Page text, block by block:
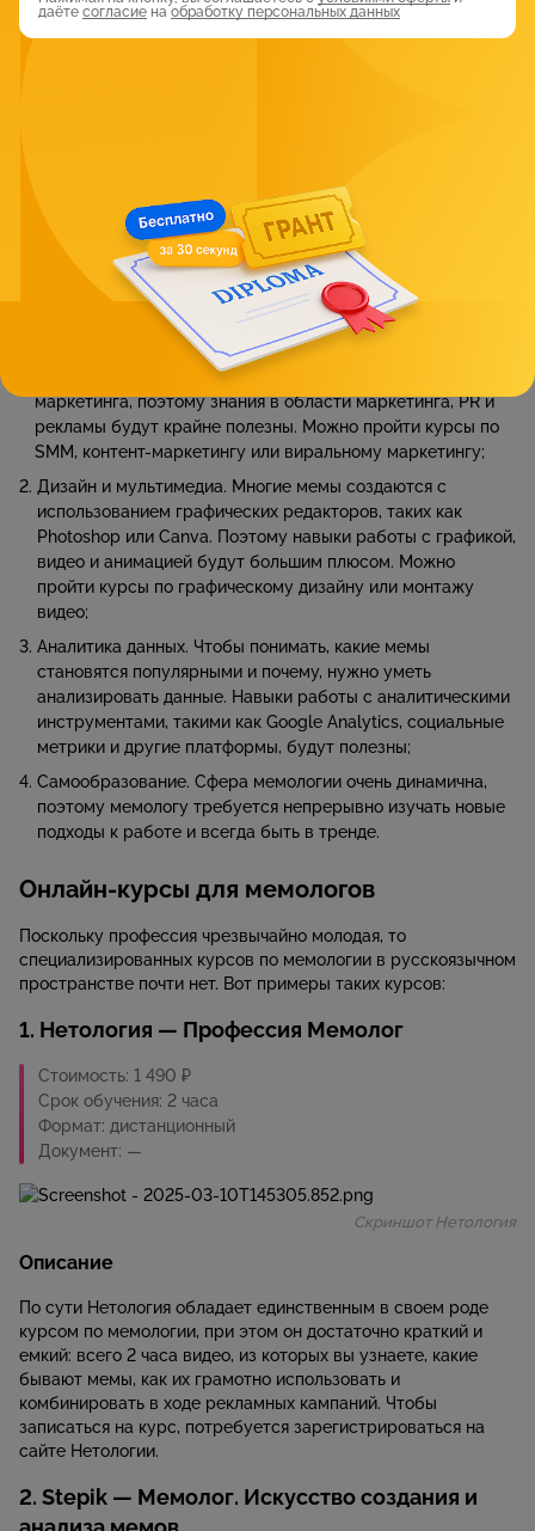
В целом, базовое образование у специалиста по мемам
языком, юмором и социальными процессами, полезным
будет образование в области филологии, лингвистики,
культурологии, социологии или психологии. Эти дисциплины
помогут лучше понимать аудиторию и создавать контент,
который будет resonate (находить отклик).
Дополнительная подготовка для мемолога:
Маркетинг и реклама. Мемолог работает в сфере digital-
маркетинга, поэтому знания в области маркетинга, PR и
рекламы будут крайне полезны. Можно пройти курсы по
SMM, контент-маркетингу или виральному маркетингу;
Дизайн и мультимедиа. Многие мемы создаются с
использованием графических редакторов, таких как
Photoshop или Canva. Поэтому навыки работы с графикой,
видео и анимацией будут большим плюсом. Можно
пройти курсы по графическому дизайну или монтажу
видео;
Аналитика данных. Чтобы понимать, какие мемы
становятся популярными и почему, нужно уметь
анализировать данные. Навыки работы с аналитическими
инструментами, такими как Google Analytics, социальные
метрики и другие платформы, будут полезны;
Самообразование. Сфера мемологии очень динамична,
поэтому мемологу требуется непрерывно изучать новые
подходы к работе и всегда быть в тренде.
Онлайн-курсы для мемологов
Поскольку профессия чрезвычайно молодая, то
специализированных курсов по мемологии в русскоязычном
пространстве почти нет. Вот примеры таких курсов:
1. Нетология — Профессия Мемолог
Стоимость: 1 490 ₽
Срок обучения: 2 часа
Формат: дистанционный
Документ: —
Скриншот Нетология
Описание
По сути Нетология обладает единственным в своем роде
курсом по мемологии, при этом он достаточно краткий и
емкий: всего 2 часа видео, из которых вы узнаете, какие
бывают мемы, как их грамотно использовать и
комбинировать в ходе рекламных кампаний. Чтобы
записаться на курс, потребуется зарегистрироваться на
сайте Нетологии.
2. Stepik — Мемолог. Искусство создания и
даёте согласие наобработку персональных данных